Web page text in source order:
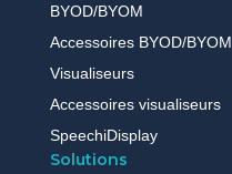
BYOD/BYOM
Accessoires BYOD/BYOM
Visualiseurs
Accessoires visualiseurs
SpeechiDisplay
Solutions